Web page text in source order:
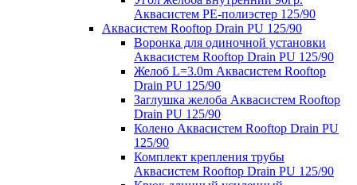
Аквасистем PE-полиэстер 125/90
Аквасистем Rooftop Drain PU 125/90
Воронка для одиночной установки
Аквасистем Rooftop Drain PU 125/90
Желоб L=3.0m Аквасистем Rooftop
Drain PU 125/90
Заглушка желоба Аквасистем Rooftop
Drain PU 125/90
Колено Аквасистем Rooftop Drain PU
125/90
Комплект крепления трубы
Аквасистем Rooftop Drain PU 125/90